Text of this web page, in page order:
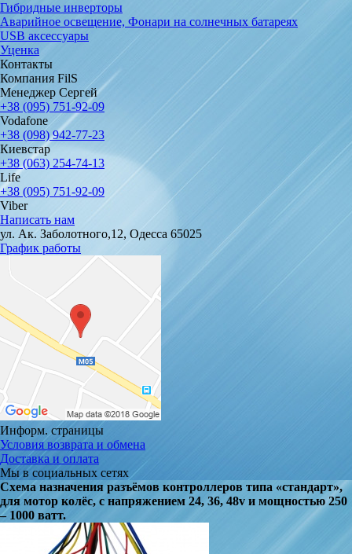
Гибридные инверторы
Аварийное освещение, Фонари на солнечных батареях
USB аксессуары
Уценка
Контакты
Компания FilS
Менеджер Сергей
+38 (095) 751-92-09
Vodafone
+38 (098) 942-77-23
Киевстар
+38 (063) 254-74-13
Life
+38 (095) 751-92-09
Viber
Написать нам
ул. Ак. Заболотного,12, Одесса 65025
График работы
Информ. страницы
Условия возврата и обмена
Доставка и оплата
Мы в социальных сетях
Схема назначения разъёмов контроллеров типа «стандарт»,
для мотор колёс, с напряжением 24, 36, 48v и мощностью 250
– 1000 ватт.